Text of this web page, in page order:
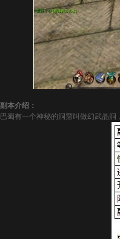
副本介绍：
巴蜀有一个神秘的洞窟叫做幻武晶